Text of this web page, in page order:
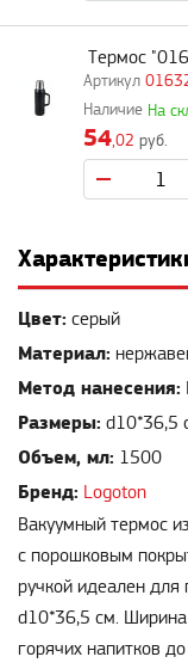
Термос
На
54,02 руб.
Цвет: серый
Материал:
Метод нанесения:
Размеры: d10*36,5
Объем, мл: 1500
Бренд: Logoton
Вакуумный термос
с порошковым
ручкой идеален
d10*36,5 см. Ширина
горячих напитков